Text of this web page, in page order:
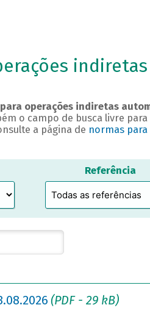
indiretas
operações indiretas
o campo de busca livre
a página de normas
Referência
(PDF - 29 kB)